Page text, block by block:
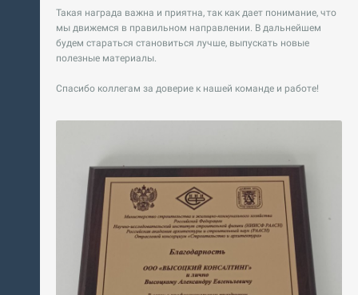
Такая награда важна и приятна, так как дает понимание, что
мы движемся в правильном направлении. В дальнейшем
будем стараться становиться лучше, выпускать новые
полезные материалы.
Спасибо коллегам за доверие к нашей команде и работе!